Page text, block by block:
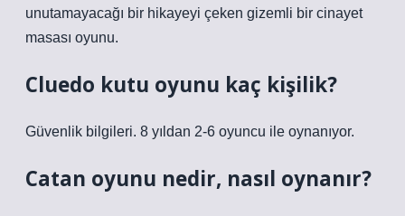
unutamayacağı bir hikayeyi çeken gizemli bir cinayet
masası oyunu.
Cluedo kutu oyunu kaç kişilik?
Güvenlik bilgileri. 8 yıldan 2-6 oyuncu ile oynanıyor.
Catan oyunu nedir, nasıl oynanır?